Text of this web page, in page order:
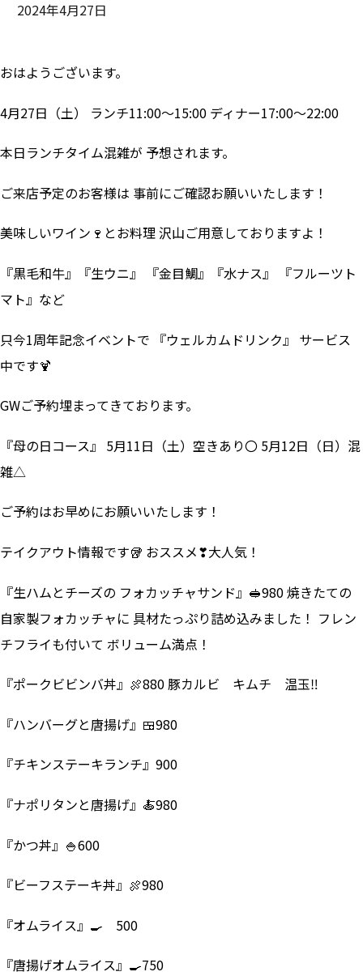
2024年4月27日
おはようございます。
4月27日（土） ランチ11:00～15:00 ディナー17:00～22:00
本日ランチタイム混雑が 予想されます。
ご来店予定のお客様は 事前にご確認お願いいたします！
美味しいワイン🍷とお料理 沢山ご用意しておりますよ！
『黒毛和牛』『生ウニ』 『金目鯛』『水ナス』 『フルーツト
マト』など
只今1周年記念イベントで 『ウェルカムドリンク』 サービス
中です🍹
GWご予約埋まってきております。
『母の日コース』 5月11日（土）空きあり〇 5月12日（日）混
雑△
ご予約はお早めにお願いいたします！
テイクアウト情報です🥡 おススメ❣大人気！
『生ハムとチーズの フォカッチャサンド』🥪980 焼きたての
自家製フォカッチャに 具材たっぷり詰め込みました！ フレン
チフライも付いて ボリューム満点！
『ポークビビンバ丼』🍖880 豚カルビ キムチ 温玉‼
『ハンバーグと唐揚げ』🍱980
『チキンステーキランチ』900
『ナポリタンと唐揚げ』🍝980
『かつ丼』🍚600
『ビーフステーキ丼』🍖980
『オムライス』🍳 500
『唐揚げオムライス』🍳750